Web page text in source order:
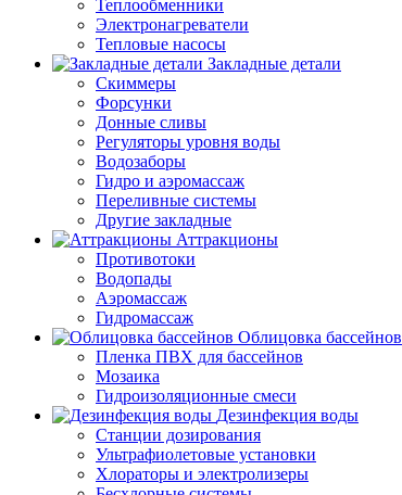
Теплообменники
Электронагреватели
Тепловые насосы
Закладные детали
Скиммеры
Форсунки
Донные сливы
Регуляторы уровня воды
Водозаборы
Гидро и аэромассаж
Переливные системы
Другие закладные
Аттракционы
Противотоки
Водопады
Аэромассаж
Гидромассаж
Облицовка бассейнов
Пленка ПВХ для бассейнов
Мозаика
Гидроизоляционные смеси
Дезинфекция воды
Станции дозирования
Ультрафиолетовые установки
Хлораторы и электролизеры